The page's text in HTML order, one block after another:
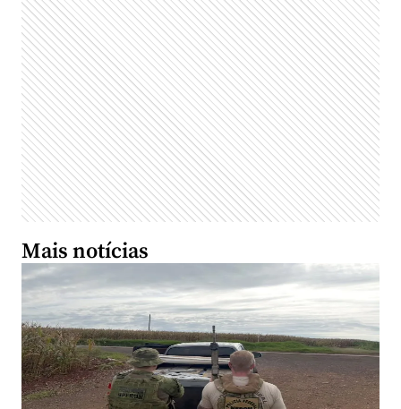
Mais notícias